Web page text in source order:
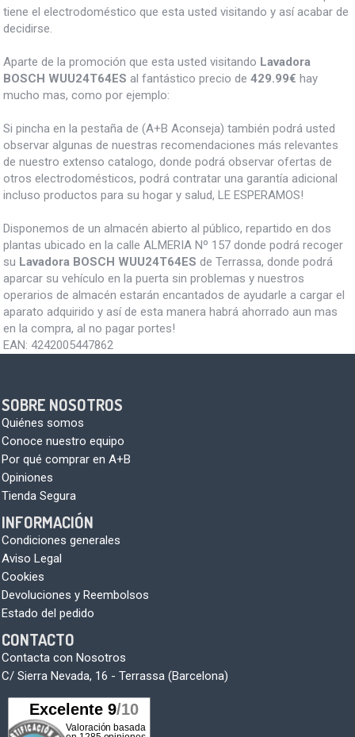
tiene el electrodoméstico que esta usted visitando y así acabar de
decidirse.
Aparte de la promoción que esta usted visitando Lavadora
BOSCH WUU24T64ES al fantástico precio de 429.99€ hay
mucho mas, como por ejemplo:
Si pincha en la pestaña de (A+B Aconseja) también podrá usted
observar algunas de nuestras recomendaciones más relevantes
de nuestro extenso catalogo, donde podrá observar ofertas de
otros electrodomésticos, podrá contratar una garantía adicional
incluso productos para su hogar y salud, LE ESPERAMOS!
Disponemos de un almacén abierto al público, repartido en dos
plantas ubicado en la calle ALMERIA Nº 157 donde podrá recoger
su Lavadora BOSCH WUU24T64ES de Terrassa, donde podrá
aparcar su vehículo en la puerta sin problemas y nuestros
operarios de almacén estarán encantados de ayudarle a cargar el
aparato adquirido y así de esta manera habrá ahorrado aun mas
en la compra, al no pagar portes!
EAN: 4242005447862
SOBRE NOSOTROS
Quiénes somos
Conoce nuestro equipo
Por qué comprar en A+B
Opiniones
Tienda Segura
INFORMACIÓN
Condiciones generales
Aviso Legal
Cookies
Devoluciones y Reembolsos
Estado del pedido
CONTACTO
Contacta con Nosotros
C/ Sierra Nevada, 16 - Terrassa (Barcelona)